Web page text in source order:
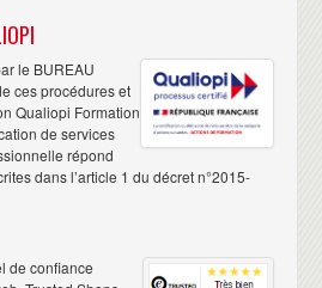
le BUREAU
ces procédures et
Qualiopi Formation
de services
répond
dans l’article 1 du décret n°2015-
de confiance